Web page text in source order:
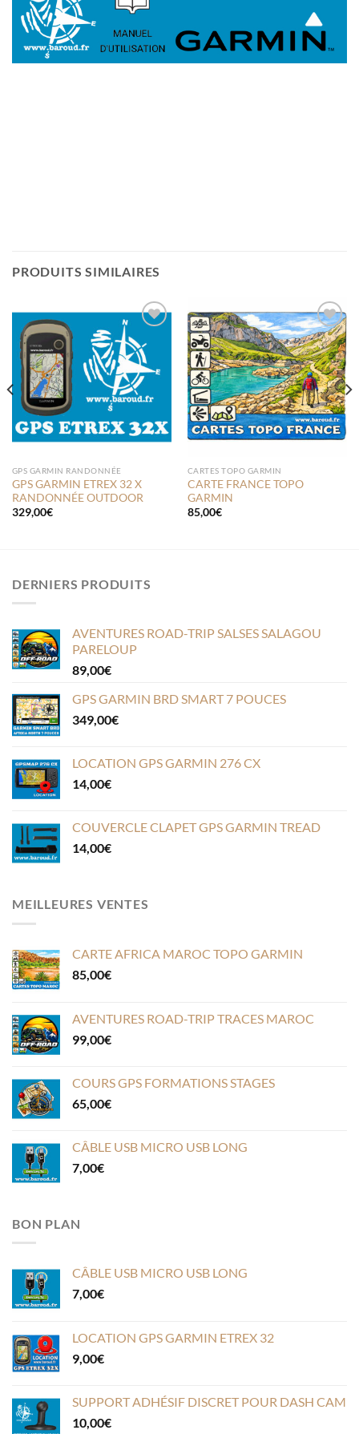
PRODUITS SIMILAIRES
Ajouter
à la liste
de
souhaits
GPS GARMIN RANDONNÉE
GPS GARMIN ETREX 32 X
RANDONNÉE OUTDOOR
329,00€
Ajouter
à la liste
de
souhaits
CARTES TOPO GARMIN
CARTE FRANCE TOPO
GARMIN
85,00€
DERNIERS PRODUITS
AVENTURES ROAD-TRIP SALSES SALAGOU
PARELOUP
89,00€
GPS GARMIN BRD SMART 7 POUCES
349,00€
LOCATION GPS GARMIN 276 CX
14,00€
COUVERCLE CLAPET GPS GARMIN TREAD
14,00€
MEILLEURES VENTES
CARTE AFRICA MAROC TOPO GARMIN
85,00€
AVENTURES ROAD-TRIP TRACES MAROC
99,00€
COURS GPS FORMATIONS STAGES
65,00€
CÂBLE USB MICRO USB LONG
7,00€
BON PLAN
CÂBLE USB MICRO USB LONG
7,00€
LOCATION GPS GARMIN ETREX 32
9,00€
SUPPORT ADHÉSIF DISCRET POUR DASH CAM
10,00€